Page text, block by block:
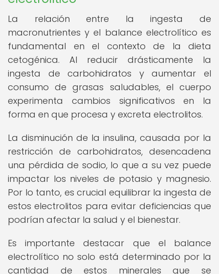
La relación entre la ingesta de
macronutrientes y el balance electrolítico es
fundamental en el contexto de la dieta
cetogénica. Al reducir drásticamente la
ingesta de carbohidratos y aumentar el
consumo de grasas saludables, el cuerpo
experimenta cambios significativos en la
forma en que procesa y excreta electrolitos.
La disminución de la insulina, causada por la
restricción de carbohidratos, desencadena
una pérdida de sodio, lo que a su vez puede
impactar los niveles de potasio y magnesio.
Por lo tanto, es crucial equilibrar la ingesta de
estos electrolitos para evitar deficiencias que
podrían afectar la salud y el bienestar.
Es importante destacar que el balance
electrolítico no solo está determinado por la
cantidad de estos minerales que se